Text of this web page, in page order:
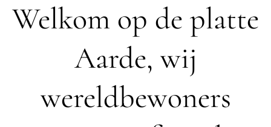
Welkom op de platte
Aarde, wij
wereldbewoners